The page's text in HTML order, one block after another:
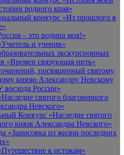
родного края»
конкурс «Из прошлого в
– это родина моя!»
и ученик»
экскурсионных
«Времен связующая нить»
посвященный святому
князю Александру Невскому
восхода России»
святого благоверного
Невского»
Конкурс «Наследие святого
князя Александра Невского»
«Зарисовка из жизни последних
к истокам»